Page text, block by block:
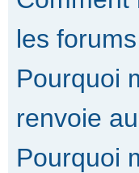
les
Pourquoi
renvoie
Pourquoi